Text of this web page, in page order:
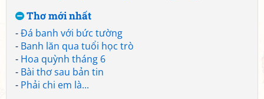
Thơ mới nhất
-Đá banh với bức tường
- Banh lăn qua tuổi học trò
- Hoa quỳnh tháng 6
- Bài thơ sau bản tin
- Phải chi em là...